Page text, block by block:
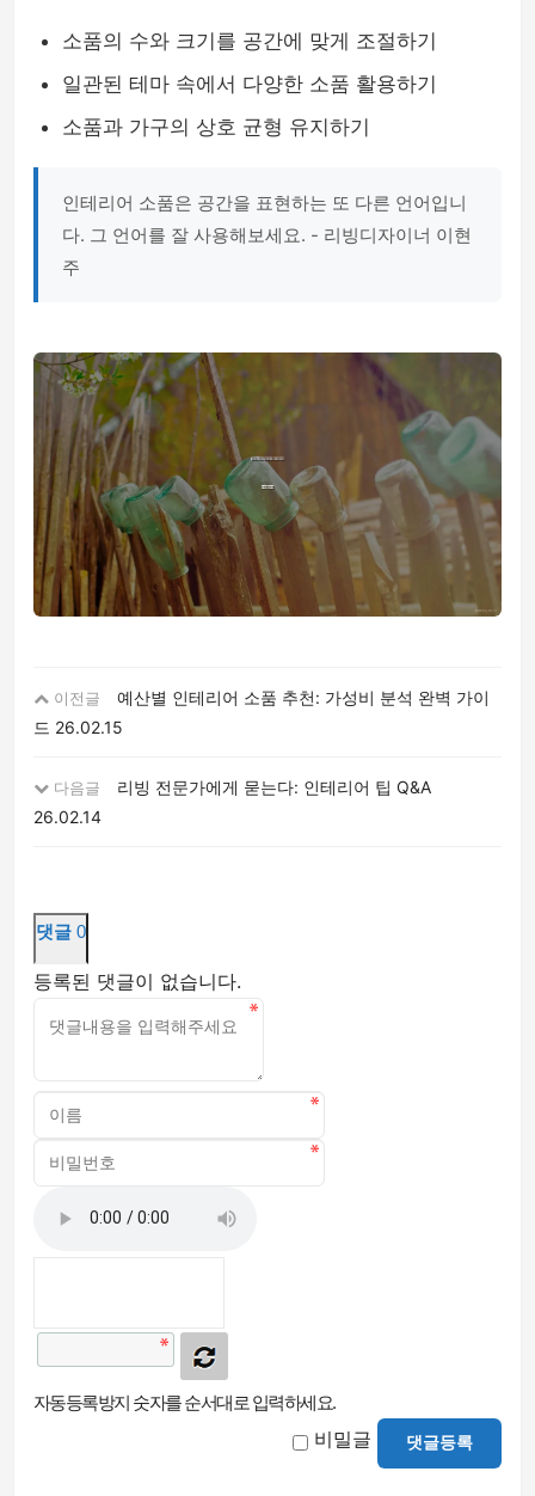
소품의 수와 크기를 공간에 맞게 조절하기
일관된 테마 속에서 다양한 소품 활용하기
소품과 가구의 상호 균형 유지하기
인테리어 소품은 공간을 표현하는 또 다른 언어입니
다. 그 언어를 잘 사용해보세요. - 리빙디자이너 이현
주
이전글
예산별 인테리어 소품 추천: 가성비 분석 완벽 가이
드 26.02.15
다음글
리빙 전문가에게 묻는다: 인테리어 팁 Q&A
26.02.14
댓글 0
등록된 댓글이 없습니다.
자동등록방지 숫자를 순서대로 입력하세요.
비밀글 댓글등록